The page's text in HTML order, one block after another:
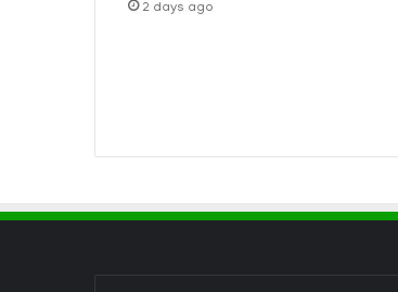
2 days ago